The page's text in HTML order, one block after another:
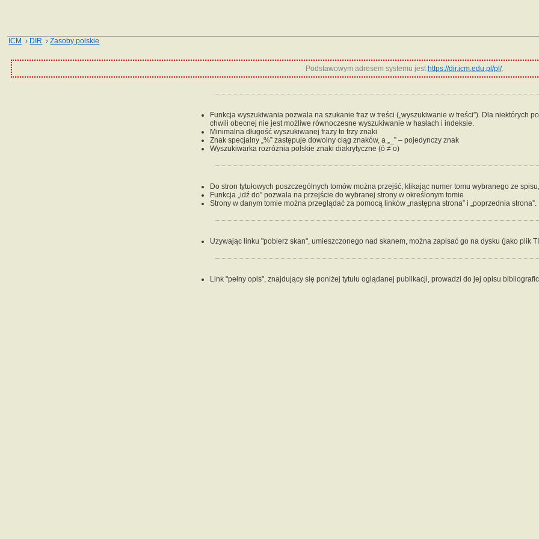
ICM › DIR ›Zasoby polskie
Podstawowym adresem systemu jest https://dir.icm.edu.pl/pl/.
Funkcja wyszukiwania pozwala na szukanie fraz w treści („wyszukiwanie w treści”). Dla niektórych
chwili obecnej nie jest możliwe równoczesne wyszukiwanie w hasłach i indeksie.
Minimalna długość wyszukiwanej frazy to trzy znaki
Znak specjalny „%” zastępuje dowolny ciąg znaków, a „_” – pojedynczy znak
Wyszukiwarka rozróżnia polskie znaki diakrytyczne (ó ≠ o)
Do stron tytułowych poszczególnych tomów można przejść, klikając numer tomu wybranego ze
Funkcja „idź do” pozwala na przejście do wybranej strony w określonym tomie
Strony w danym tomie można przeglądać za pomocą linków „następna strona” i „poprzednia strona”.
Uzywając linku "pobierz skan", umieszczonego nad skanem, można zapisać go na dysku (jako plik
Link "pełny opis", znajdujący się poniżej tytułu oglądanej publikacji, prowadzi do jej opisu